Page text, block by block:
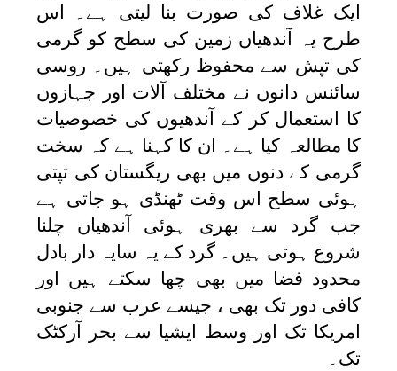
ایک غلاف کی صورت بنا لیتی ہے۔ اس
طرح یہ آندھیاں زمین کی سطح کو گرمی
کی تپش سے محفوظ رکھتی ہیں۔ روسی
سائنس دانوں نے مختلف آلات اور جہازوں
کا استعمال کر کے آندھیوں کی خصوصیات
کا مطالعہ کیا ہے۔ ان کا کہنا ہے کہ سخت
گرمی کے دنوں میں بھی ریگستان کی تپتی
ہوئی سطح اس وقت ٹھنڈی ہو جاتی ہے
جب گرد سے بھری ہوئی آندھیاں چلنا
شروع ہوتی ہیں۔ گرد کے یہ سایہ دار بادل
محدود فضا میں بھی چھا سکتے ہیں اور
کافی دور تک بھی ، جیسے عرب سے جنوبی
امریکا تک اور وسط ایشیا سے بحر آرکٹک
تک۔